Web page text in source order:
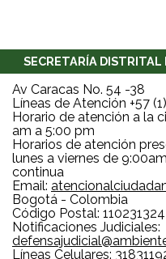
SECRETARÍA DISTRITAL
Av Caracas No. 54 -38
Líneas de Atención +57
Horario de atención a la
am a 5:00 pm
Horarios de atención
lunes a viernes de
continua
Email:
Bogotá - Colombia
Código Postal: 110231324
Notificaciones Judiciales:
Líneas Celulares: